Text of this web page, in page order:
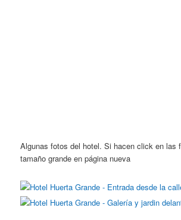
Algunas fotos del hotel. Si hacen click en las
tamaño grande en página nueva